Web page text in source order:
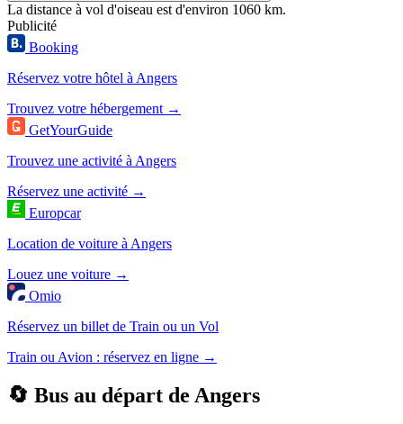
La distance à vol d'oiseau est d'environ 1060 km.
Publicité
Booking
Réservez votre hôtel à Angers
Trouvez votre hébergement →
GetYourGuide
Trouvez une activité à Angers
Réservez une activité →
Europcar
Location de voiture à Angers
Louez une voiture →
Omio
Réservez un billet de Train ou un Vol
Train ou Avion : réservez en ligne →
🔄 Bus au départ de Angers